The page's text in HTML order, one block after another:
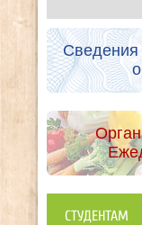
Сведения
СТУДЕНТАМ